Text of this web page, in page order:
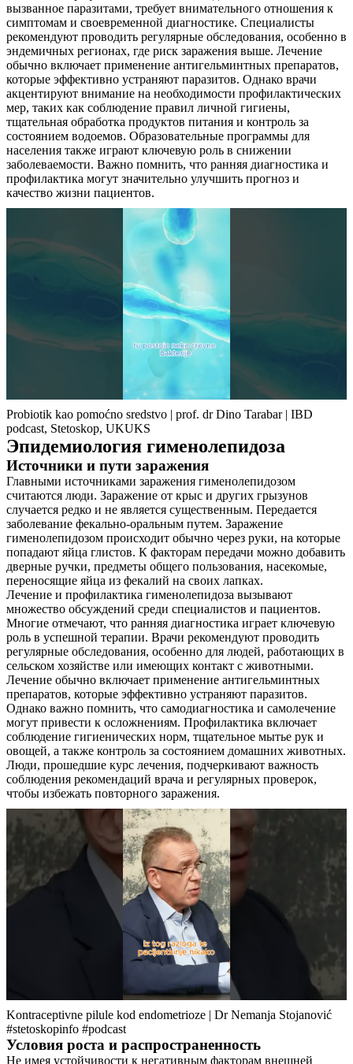
О нас
Отзывы
Статьи
вызванное паразитами, требует внимательного отношения к
симптомам и своевременной диагностике. Специалисты
рекомендуют проводить регулярные обследования, особенно в
эндемичных регионах, где риск заражения выше. Лечение
обычно включает применение антигельминтных препаратов,
которые эффективно устраняют паразитов. Однако врачи
акцентируют внимание на необходимости профилактических
мер, таких как соблюдение правил личной гигиены,
тщательная обработка продуктов питания и контроль за
состоянием водоемов. Образовательные программы для
населения также играют ключевую роль в снижении
заболеваемости. Важно помнить, что ранняя диагностика и
профилактика могут значительно улучшить прогноз и
качество жизни пациентов.
Probiotik kao pomoćno sredstvo | prof. dr Dino Tarabar | IBD
podcast, Stetoskop, UKUKS
Эпидемиология гименолепидоза
Источники и пути заражения
Главными источниками заражения гименолепидозом
считаются люди. Заражение от крыс и других грызунов
случается редко и не является существенным. Передается
заболевание фекально-оральным путем. Заражение
гименолепидозом происходит обычно через руки, на которые
попадают яйца глистов. К факторам передачи можно добавить
дверные ручки, предметы общего пользования, насекомые,
переносящие яйца из фекалий на своих лапках.
Лечение и профилактика гименолепидоза вызывают
множество обсуждений среди специалистов и пациентов.
Многие отмечают, что ранняя диагностика играет ключевую
роль в успешной терапии. Врачи рекомендуют проводить
регулярные обследования, особенно для людей, работающих в
сельском хозяйстве или имеющих контакт с животными.
Лечение обычно включает применение антигельминтных
препаратов, которые эффективно устраняют паразитов.
Однако важно помнить, что самодиагностика и самолечение
могут привести к осложнениям. Профилактика включает
соблюдение гигиенических норм, тщательное мытье рук и
овощей, а также контроль за состоянием домашних животных.
Люди, прошедшие курс лечения, подчеркивают важность
соблюдения рекомендаций врача и регулярных проверок,
чтобы избежать повторного заражения.
Kontraceptivne pilule kod endometrioze | Dr Nemanja Stojanović
#stetoskopinfo #podcast
Условия роста и распространенность
Не имея устойчивости к негативным факторам внешней